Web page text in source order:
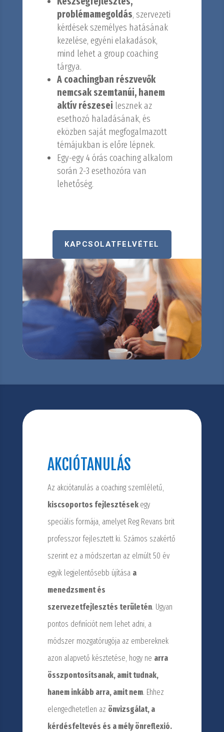
problémamegoldás, szervezeti
kérdések személyes hatásának
kezelése, egyéni elakadások,
mind lehet a group coaching
tárgya.
A coachingban részvevők
nemcsak szemtanúi, hanem
aktív részesei lesznek az
esethozó haladásának, és
eközben saját megfogalmazott
témájukban is előre lépnek.
Egy-egy 4 órás coaching alkalom
során 2-3 esethozóra van
lehetőség.
KAPCSOLATFELVÉTEL
AKCIÓTANULÁS
Az akciótanulás a coaching szemléletű,
kiscsoportos fejlesztések egy
speciális formája, amelyet Reg Revans brit
professzor fejlesztett ki. Számos szakértő
szerint ez a módszertan az elmúlt 50 év
egyik legjelentősebb újítása a
menedzsment és
szervezetfejlesztés területén. Ugyan
pontos definíciót nem lehet adni, a
módszer mozgatórugója az embereknek
azon alapvető késztetése, hogy ne arra
összpontosítsanak, amit tudnak,
hanem inkább arra, amit nem. Ehhez
elengedhetetlen az önvizsgálat, a
kérdésfeltevés és a mély önreflexió.